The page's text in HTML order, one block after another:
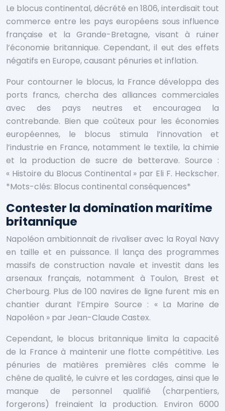
Le blocus continental, décrété en 1806, interdisait tout
commerce entre les pays européens sous influence
française et la Grande-Bretagne, visant à ruiner
l’économie britannique. Cependant, il eut des effets
négatifs en Europe, causant pénuries et inflation.
Pour contourner le blocus, la France développa des
ports francs, chercha des alliances commerciales
avec des pays neutres et encouragea la
contrebande. Bien que coûteux pour les économies
européennes, le blocus stimula l’innovation et
l’industrie en France, notamment le textile, la chimie
et la production de sucre de betterave. Source :
« Histoire du Blocus Continental » par Eli F. Heckscher.
*Mots-clés: Blocus continental conséquences*
Contester la domination maritime
britannique
Napoléon ambitionnait de rivaliser avec la Royal Navy
en taille et en puissance. Il lança des programmes
massifs de construction navale et investit dans les
arsenaux français, notamment à Toulon, Brest et
Cherbourg. Plus de 100 navires de ligne furent mis en
chantier durant l’Empire Source : « La Marine de
Napoléon » par Jean-Claude Castex.
Cependant, le blocus britannique limita la capacité
de la France à maintenir une flotte compétitive. Les
pénuries de matières premières clés comme le
chêne de qualité, le cuivre et les cordages, ainsi que le
manque de personnel qualifié (charpentiers,
forgerons) freinaient la production. Environ 6000